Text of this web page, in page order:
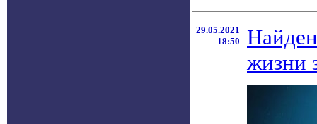
29.05.2021
18:50
жизни